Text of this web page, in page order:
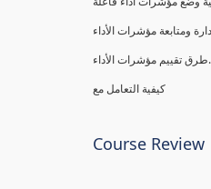
طرق تقييم مؤشرات الأداء.
كيفية التعامل مع
Course Review